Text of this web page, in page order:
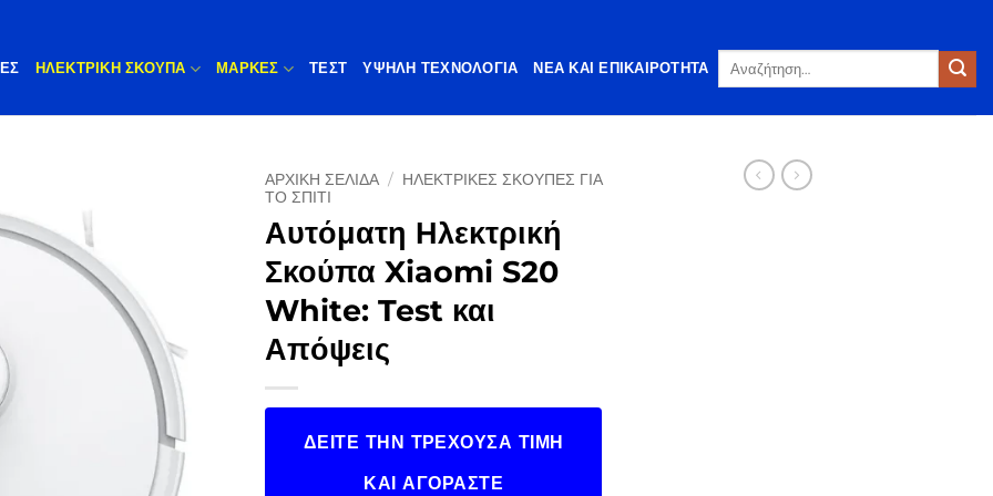
ΗΛΕΚΤΡΙΚΗ ΣΚΟΥΠΑ ΜΆΡΚΕΣ ΤΕΣΤ ΥΨΗΛΉ ΤΕΧΝΟΛΟΓΊΑ ΝΈΑ ΚΑΙ ΕΠΙΚΑΙΡΌΤΗΤΑ
Αναζήτηση
ΑΡΧΙΚΉ ΣΕΛΊΔΑ / ΗΛΕΚΤΡΙΚΈΣ ΣΚΟΎΠΕΣ ΓΙΑ
ΤΟ ΣΠΊΤΙ
Αυτόματη Ηλεκτρική
Σκούπα Xiaomi S20
White: Test και
Απόψεις
ΔΕΊΤΕ ΤΗΝ ΤΡΈΧΟΥΣΑ ΤΙΜΉ
ΚΑΙ ΑΓΟΡΆΣΤΕ